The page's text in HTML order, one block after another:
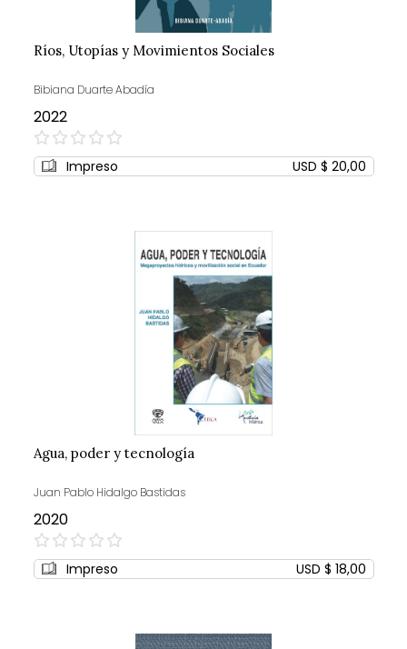
Ríos, Utopías y Movimientos Sociales
Bibiana Duarte Abadía
2022
0%
Impreso USD $ 20,00
Agua, poder y tecnología
Juan Pablo Hidalgo Bastidas
2020
0%
Impreso USD $ 18,00